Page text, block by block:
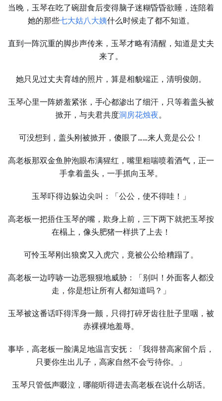
当晚，玉琴在吃了碗甜食后变得脑子迷糊昏昏欲睡，连陪着
她的那些七大姑八大姨什么时候走了都不知道。
直到一阵沉重的脚步声传来，玉琴才略有清醒，知道是丈夫
来了。
她只见过丈夫育雄的照片，算是相貌端正，清明俊朗。
玉琴心里一阵娇羞紧张，手心都渗出了细汗，只等着盖头被
掀开，与夫君共度洞房花烛夜。
可没想到，盖头刚被掀开，傻眼了……来人竟是公公！
高老板那双金鱼肿泡眼布满猩红，嘴里粗喘喷着酒气，正一
手拿着盖头，一手抓向玉琴。
玉琴吓得边躲边尖叫：「公公，使不得哇！」
高老板一把捂住玉琴的嘴，欺身上前，三下两下就把玉琴按
在榻上，像头肥猪一样拱了上去！
可怜玉琴刚出狼窝又入虎穴，竟被公公给糟蹋了。
高老板一边哼哧一边恶狠狠地威胁：「别叫！外面客人都没
走，你是想让所有人都知道吗？」
玉琴被这番话吓得浑身一颤，只得打碎牙齿往肚子里咽，被
赤裸裸地羞辱。
事毕，高老板一脸满足地温言安抚：「我得替高家留个后，
只要你生出儿子，高家自然不会亏待你。」
玉琴只管低声啜泣，哪能听得进去高老板在说什么胡话。